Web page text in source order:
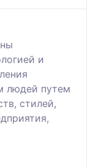
и
людей путем
стилей,